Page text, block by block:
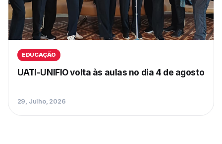
EDUCAÇÃO
UATI-UNIFIO volta às aulas no dia 4 de agosto
29, Julho, 2026